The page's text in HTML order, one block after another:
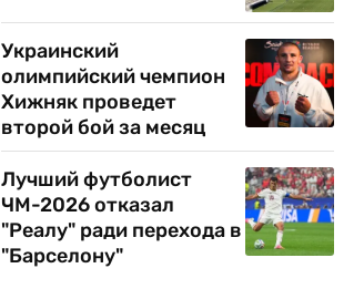
Украинский
олимпийский чемпион
Хижняк проведет
второй бой за месяц
Лучший футболист
ЧМ-2026 отказал
"Реалу" ради перехода в
"Барселону"